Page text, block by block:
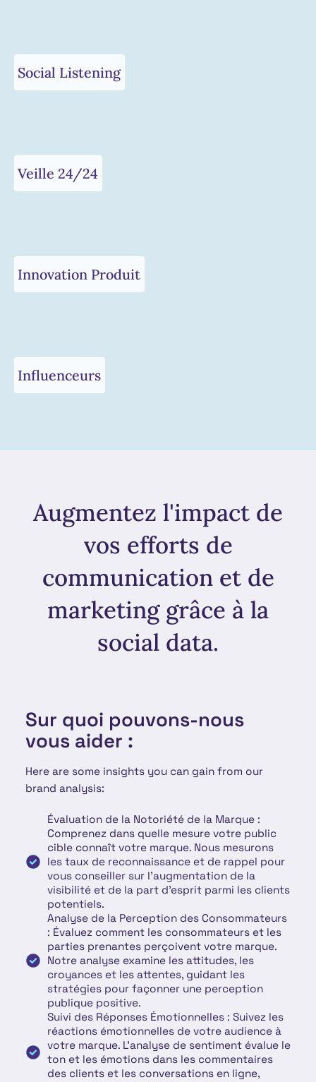
Social Listening
Veille 24/24
Innovation Produit
Influenceurs
Augmentez l'impact de
vos efforts de
communication et de
marketing grâce à la
social data.
Sur quoi pouvons-nous
vous aider :
Here are some insights you can gain from our
brand analysis:
Évaluation de la Notoriété de la Marque :
Comprenez dans quelle mesure votre public
cible connaît votre marque. Nous mesurons
les taux de reconnaissance et de rappel pour
vous conseiller sur l'augmentation de la
visibilité et de la part d'esprit parmi les clients
potentiels.
Analyse de la Perception des Consommateurs
: Évaluez comment les consommateurs et les
parties prenantes perçoivent votre marque.
Notre analyse examine les attitudes, les
croyances et les attentes, guidant les
stratégies pour façonner une perception
publique positive.
Suivi des Réponses Émotionnelles : Suivez les
réactions émotionnelles de votre audience à
votre marque. L'analyse de sentiment évalue le
ton et les émotions dans les commentaires
des clients et les conversations en ligne,